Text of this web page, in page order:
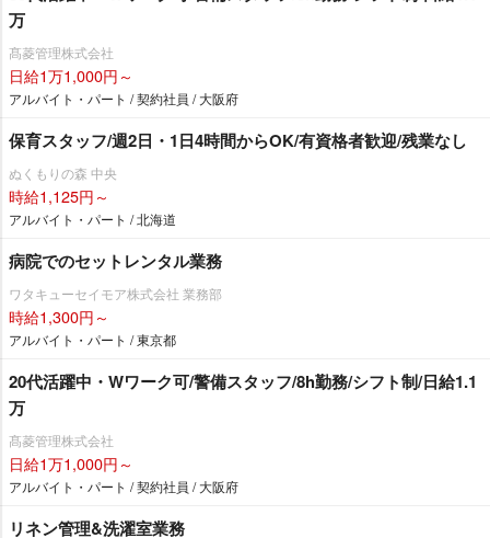
万
髙菱管理株式会社
日給1万1,000円～
アルバイト・パート / 契約社員 / 大阪府
保育スタッフ/週2日・1日4時間からOK/有資格者歓迎/残業なし
ぬくもりの森 中央
時給1,125円～
アルバイト・パート / 北海道
病院でのセットレンタル業務
ワタキューセイモア株式会社 業務部
時給1,300円～
アルバイト・パート / 東京都
20代活躍中・Wワーク可/警備スタッフ/8h勤務/シフト制/日給1.1
万
髙菱管理株式会社
日給1万1,000円～
アルバイト・パート / 契約社員 / 大阪府
リネン管理&洗濯室業務